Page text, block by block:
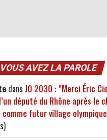
VOUS AVEZ LA PAROLE
dans JO 2030 : "Merci Éric
député du Rhône après le
comme futur village olympique